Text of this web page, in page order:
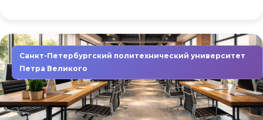
Санкт-Петербургский политехнический университет
Петра Великого